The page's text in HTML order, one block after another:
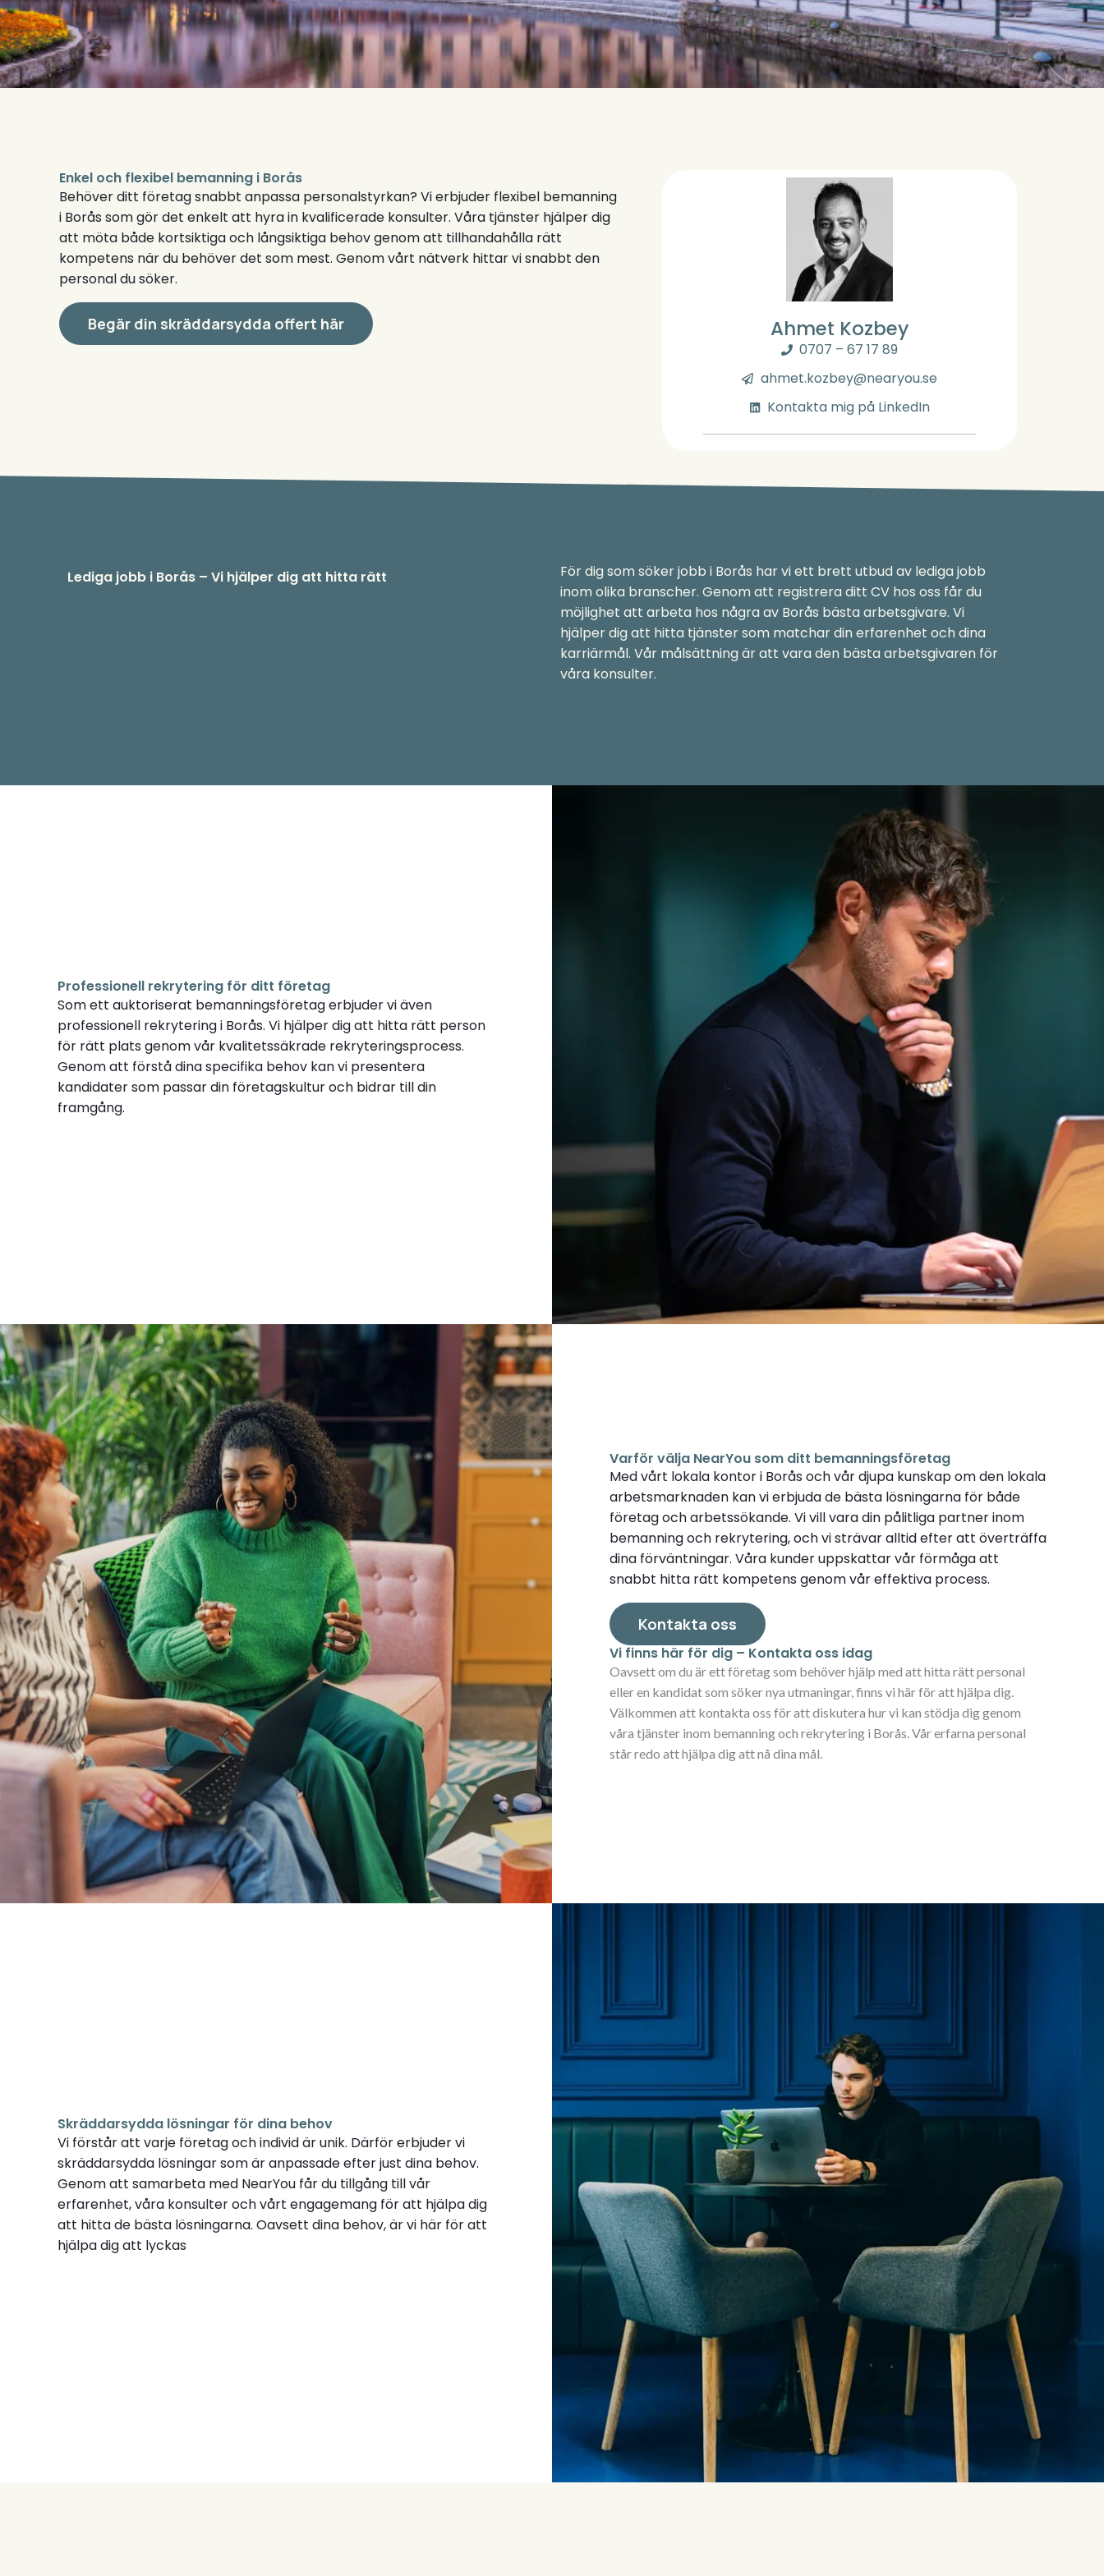
Enkel och flexibel bemanning i Borås
Behöver ditt företag snabbt anpassa personalstyrkan? Vi erbjuder flexibel bemanning
i Borås som gör det enkelt att hyra in kvalificerade konsulter. Våra tjänster hjälper dig
att möta både kortsiktiga och långsiktiga behov genom att tillhandahålla rätt
kompetens när du behöver det som mest. Genom vårt nätverk hittar vi snabbt den
personal du söker.
Begär din skräddarsydda offert här Ahmet Kozbey
0707 – 67 17 89
ahmet.kozbey@nearyou.se
Kontakta mig på LinkedIn
Lediga jobb i Borås – Vi hjälper dig att hitta rätt
För dig som söker jobb i Borås har vi ett brett utbud av lediga jobb
inom olika branscher. Genom att registrera ditt CV hos oss får du
möjlighet att arbeta hos några av Borås bästa arbetsgivare. Vi
hjälper dig att hitta tjänster som matchar din erfarenhet och dina
karriärmål. Vår målsättning är att vara den bästa arbetsgivaren för
våra konsulter.
Professionell rekrytering för ditt företag
Som ett auktoriserat bemanningsföretag erbjuder vi även
professionell rekrytering i Borås. Vi hjälper dig att hitta rätt person
för rätt plats genom vår kvalitetssäkrade rekryteringsprocess.
Genom att förstå dina specifika behov kan vi presentera
kandidater som passar din företagskultur och bidrar till din
framgång.
Varför välja NearYou som ditt bemanningsföretag
Med vårt lokala kontor i Borås och vår djupa kunskap om den lokala
arbetsmarknaden kan vi erbjuda de bästa lösningarna för både
företag och arbetssökande. Vi vill vara din pålitliga partner inom
bemanning och rekrytering, och vi strävar alltid efter att överträffa
dina förväntningar. Våra kunder uppskattar vår förmåga att
snabbt hitta rätt kompetens genom vår effektiva process.
Kontakta oss
Vi finns här för dig – Kontakta oss idag
Oavsett om du är ett företag som behöver hjälp med att hitta rätt personal
eller en kandidat som söker nya utmaningar, finns vi här för att hjälpa dig.
Välkommen att kontakta oss för att diskutera hur vi kan stödja dig genom
våra tjänster inom bemanning och rekrytering i Borås. Vår erfarna personal
står redo att hjälpa dig att nå dina mål.
Skräddarsydda lösningar för dina behov
Vi förstår att varje företag och individ är unik. Därför erbjuder vi
skräddarsydda lösningar som är anpassade efter just dina behov.
Genom att samarbeta med NearYou får du tillgång till vår
erfarenhet, våra konsulter och vårt engagemang för att hjälpa dig
att hitta de bästa lösningarna. Oavsett dina behov, är vi här för att
hjälpa dig att lyckas